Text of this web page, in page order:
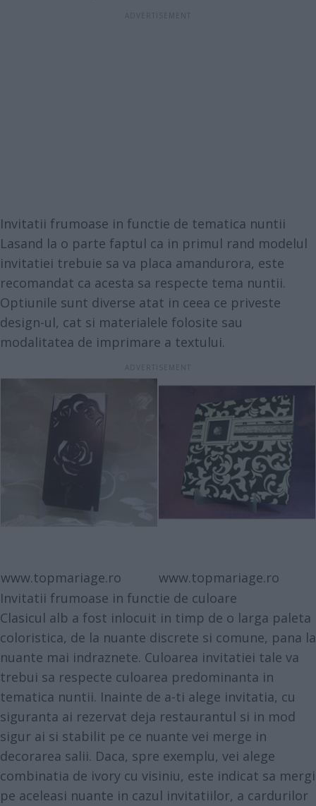
Invitatii frumoase in functie de tematica nuntii
Lasand la o parte faptul ca in primul rand modelul
invitatiei trebuie sa va placa amandurora, este
recomandat ca acesta sa respecte tema nuntii.
Optiunile sunt diverse atat in ceea ce priveste
design-ul, cat si materialele folosite sau
modalitatea de imprimare a textului.
www.topmariage.ro
www.topmariage.ro
Invitatii frumoase in functie de culoare
Clasicul alb a fost inlocuit in timp de o larga paleta
coloristica, de la nuante discrete si comune, pana la
nuante mai indraznete. Culoarea invitatiei tale va
trebui sa respecte culoarea predominanta in
tematica nuntii. Inainte de a-ti alege invitatia, cu
siguranta ai rezervat deja restaurantul si in mod
sigur ai si stabilit pe ce nuante vei merge in
decorarea salii. Daca, spre exemplu, vei alege
combinatia de ivory cu visiniu, este indicat sa mergi
pe aceleasi nuante in cazul invitatiilor, a cardurilor